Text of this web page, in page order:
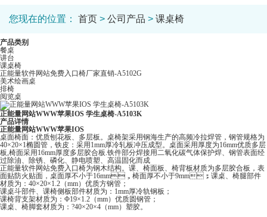
您现在的位置： 首页 > 公司产品 > 课桌椅
产品类别
餐桌
讲台
课桌椅
正能量软件网站免费入口椅厂家直销-A5102G
美术绘画桌
排椅
阅览桌
正能量网站WWW苹果IOS 学生桌椅-A5103K
产品详情
正能量网站WWW苹果IOS
桌面椅面：优质刨花板、多层板。桌椅架采用钢海生产的高频冷拉焊管，钢管规格为
40×20×1椭圆管，铁皮：采用1mm厚冷轧板冲压成型。桌面采用厚度为16mm优质多层
板,椅面采用16mm厚度多层胶合板.铁件部分焊接用二氧化碳气体保护焊、钢管表面经
过除油、除锈、磷化、静电喷塑、高温固化而成
正能量软件网站免费入口椅为钢木结构。课、椅面板、椅背板材质为多层胶合板，表
面贴防火贴面，桌面厚不小于16mm，椅面厚不小于9mm；课桌、椅腿部件
材质为：40×20×1.2（mm）优质方钢管；
课桌斗部件、课椅侧板部件材质为：1mm厚冷轨钢板；
课椅背支架材质为：Φ19×1.2（mm）优质圆钢管；
课桌、椅脚套材质为：?40×20×4（mm）塑胶。